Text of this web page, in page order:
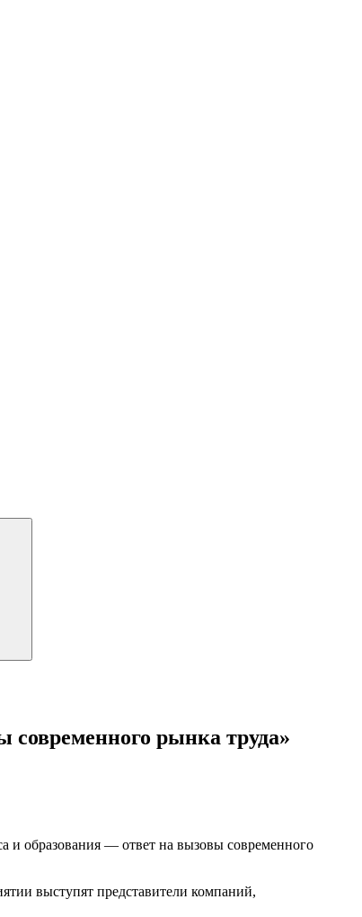
современного рынка труда»
и образования — ответ на вызовы современного
выступят представители компаний,